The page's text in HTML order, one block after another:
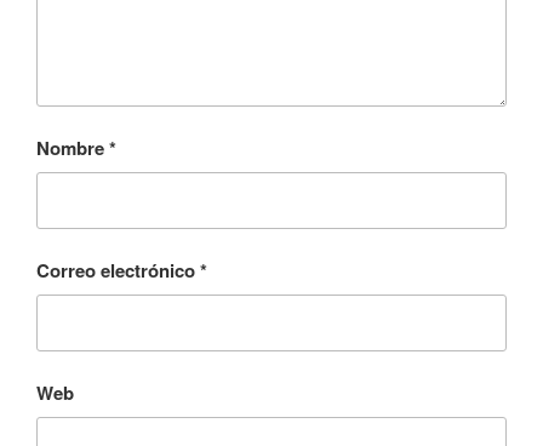
Nombre*
Correo electrónico*
Web